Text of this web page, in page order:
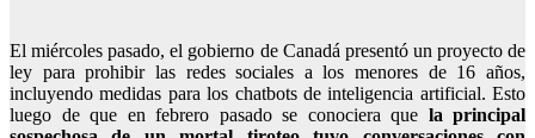
El miércoles pasado,el gobierno de Canadá presentó un proyecto de
ley para prohibir las redes sociales a los menores de 16 años,
incluyendo medidas para los chatbots de inteligencia artificial. Esto
luego de que en febrero pasado se conociera que la principal